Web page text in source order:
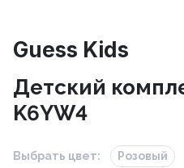
Guess Kids
Детский
K6YW4
Выбрать цвет: Розовый